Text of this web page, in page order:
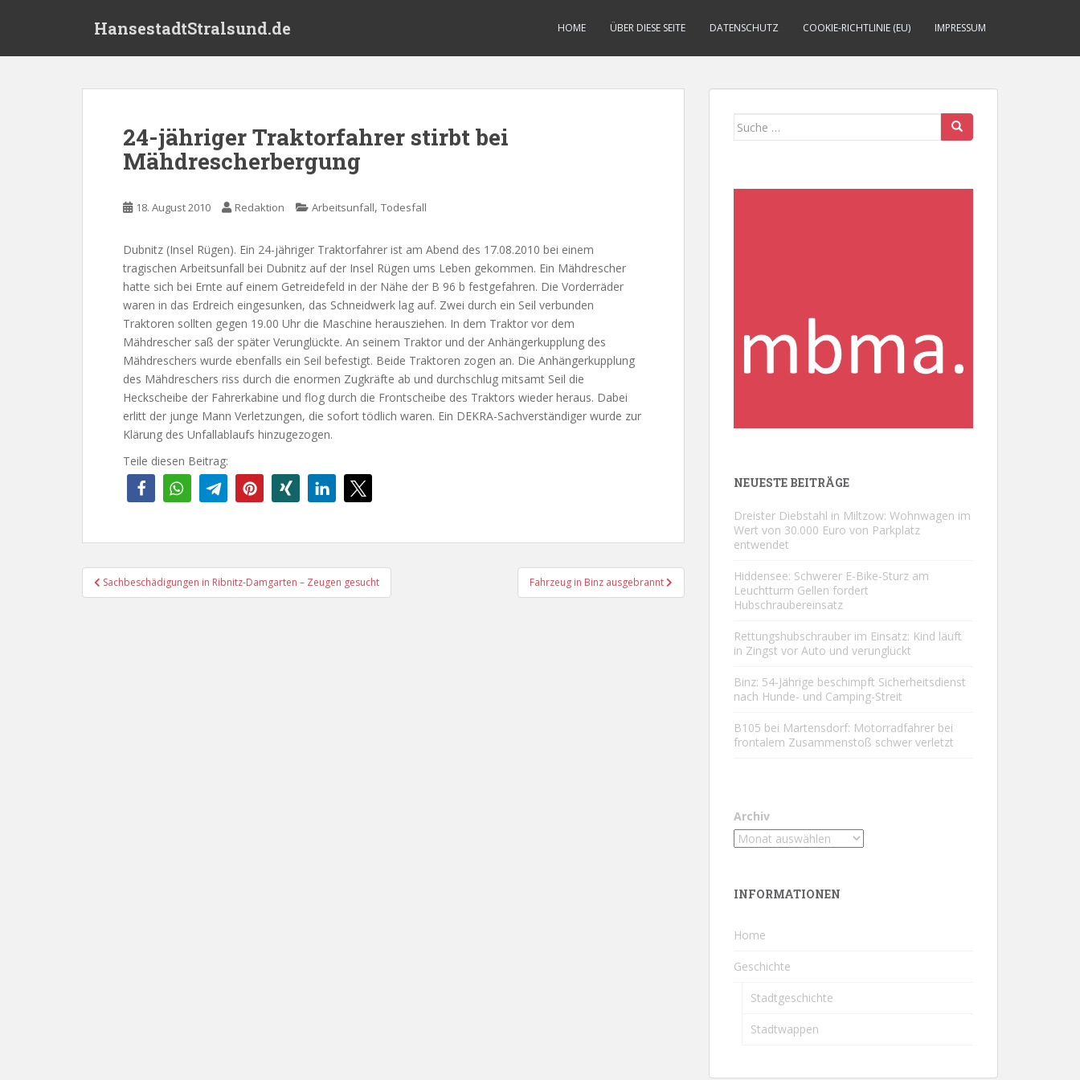
HansestadtStralsund.de HOME ÜBER DIESE SEITE DATENSCHUTZ COOKIE-RICHTLINIE (EU) IMPRESSUM
24-jähriger Traktorfahrer stirbt bei
Mähdrescherbergung
18. August 2010 Redaktion Arbeitsunfall, Todesfall
Dubnitz (Insel Rügen). Ein 24-jähriger Traktorfahrer ist am Abend des 17.08.2010 bei einem
tragischen Arbeitsunfall bei Dubnitz auf der Insel Rügen ums Leben gekommen. Ein Mähdrescher
hatte sich bei Ernte auf einem Getreidefeld in der Nähe der B 96 b festgefahren. Die Vorderräder
waren in das Erdreich eingesunken, das Schneidwerk lag auf. Zwei durch ein Seil verbunden
Traktoren sollten gegen 19.00 Uhr die Maschine herausziehen. In dem Traktor vor dem
Mähdrescher saß der später Verunglückte. An seinem Traktor und der Anhängerkupplung des
Mähdreschers wurde ebenfalls ein Seil befestigt. Beide Traktoren zogen an. Die Anhängerkupplung
des Mähdreschers riss durch die enormen Zugkräfte ab und durchschlug mitsamt Seil die
Heckscheibe der Fahrerkabine und flog durch die Frontscheibe des Traktors wieder heraus. Dabei
erlitt der junge Mann Verletzungen, die sofort tödlich waren. Ein DEKRA-Sachverständiger wurde zur
Klärung des Unfallablaufs hinzugezogen.
Teile diesen Beitrag:
Beitragsnavigation
Sachbeschädigungen in Ribnitz-Damgarten – Zeugen gesucht Fahrzeug in Binz ausgebrannt
Suche
NEUESTE BEITRÄGE
Dreister Diebstahl in Miltzow: Wohnwagen im
Wert von 30.000 Euro von Parkplatz
entwendet
Hiddensee: Schwerer E-Bike-Sturz am
Leuchtturm Gellen fordert
Hubschraubereinsatz
Rettungshubschrauber im Einsatz: Kind läuft
in Zingst vor Auto und verunglückt
Binz: 54-Jährige beschimpft Sicherheitsdienst
nach Hunde- und Camping-Streit
B105 bei Martensdorf: Motorradfahrer bei
frontalem Zusammenstoß schwer verletzt
Archiv
INFORMATIONEN
Home
Geschichte
Stadtgeschichte
Stadtwappen